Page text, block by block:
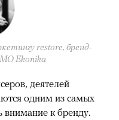
restore, бренд-
Ekonika
деятелей
одним из самых
внимание к бренду.